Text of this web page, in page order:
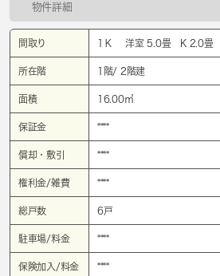
物件詳細
間取り 1Ｋ 洋室 5.0畳 K 2.0畳
所在階 1階/ 2階建
面積 16.00㎡
保証金 ****
償却・敷引 ****
権利金/雑費 ****
総戸数 6戸
駐車場/料金 ****
保険加入/料金 ****